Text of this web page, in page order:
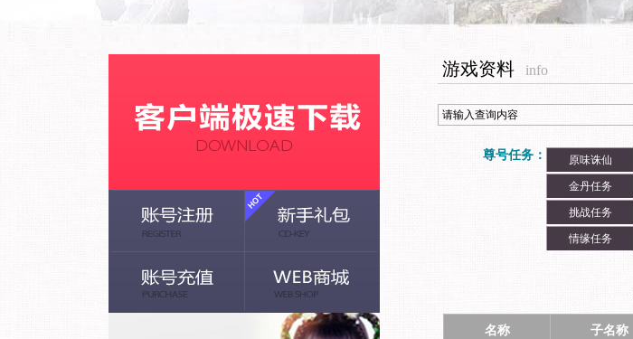
游戏资料 info
尊号任务： 原味诛仙
金丹任务
挑战任务
情缘任务
名称 子名称